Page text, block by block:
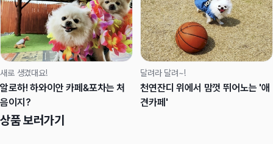
새로 생겼대요!
알로하! 하와이안 카페&포차는 처
음이지?
달려라 달려~!
천연잔디 위에서 맘껏 뛰어노는 '애
견카페'
상품 보러가기